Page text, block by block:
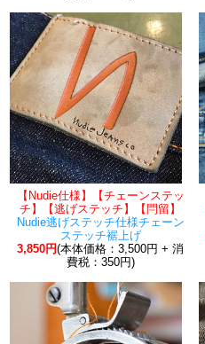
【Nudie仕様】【チェーンステッ
チ】【逃げステッチ】【閂留】
Nudie逃げステッチ仕様チェーン
ステッチ裾上げ
3,850円(本体価格：3,500円 + 消
費税：350円)